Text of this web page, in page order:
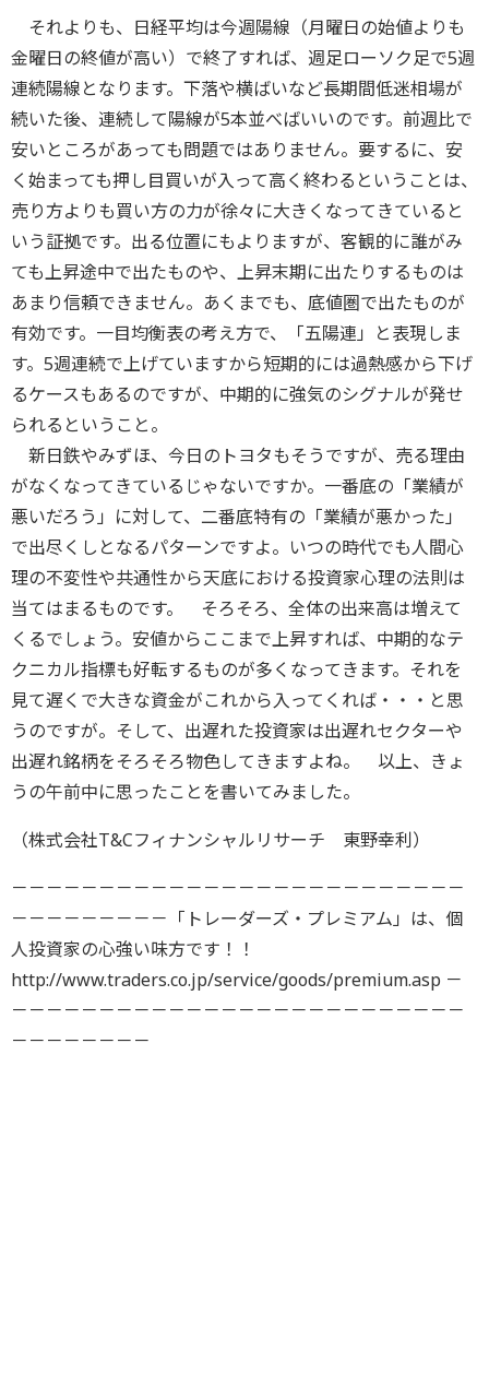
それよりも、日経平均は今週陽線（月曜日の始値よりも
金曜日の終値が高い）で終了すれば、週足ローソク足で5週
連続陽線となります。下落や横ばいなど長期間低迷相場が
続いた後、連続して陽線が5本並べばいいのです。前週比で
安いところがあっても問題ではありません。要するに、安
く始まっても押し目買いが入って高く終わるということは、
売り方よりも買い方の力が徐々に大きくなってきていると
いう証拠です。出る位置にもよりますが、客観的に誰がみ
ても上昇途中で出たものや、上昇末期に出たりするものは
あまり信頼できません。あくまでも、底値圏で出たものが
有効です。一目均衡表の考え方で、「五陽連」と表現しま
す。5週連続で上げていますから短期的には過熱感から下げ
るケースもあるのですが、中期的に強気のシグナルが発せ
られるということ。
新日鉄やみずほ、今日のトヨタもそうですが、売る理由
がなくなってきているじゃないですか。一番底の「業績が
悪いだろう」に対して、二番底特有の「業績が悪かった」
で出尽くしとなるパターンですよ。いつの時代でも人間心
理の不変性や共通性から天底における投資家心理の法則は
当てはまるものです。 そろそろ、全体の出来高は増えて
くるでしょう。安値からここまで上昇すれば、中期的なテ
クニカル指標も好転するものが多くなってきます。それを
見て遅くで大きな資金がこれから入ってくれば・・・と思
うのですが。そして、出遅れた投資家は出遅れセクターや
出遅れ銘柄をそろそろ物色してきますよね。 以上、きょ
うの午前中に思ったことを書いてみました。
（株式会社T&Cフィナンシャルリサーチ 東野幸利）
－－－－－－－－－－－－－－－－－－－－－－－－－－
－－－－－－－－－「トレーダーズ・プレミアム」は、個
人投資家の心強い味方です！！
http://www.traders.co.jp/service/goods/premium.asp －
－－－－－－－－－－－－－－－－－－－－－－－－－－
－－－－－－－－